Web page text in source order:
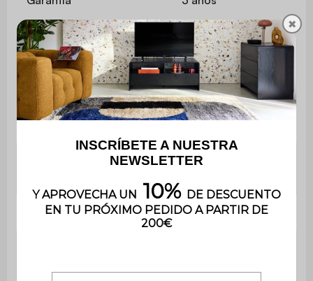
Montaje
El montaje es muy sencillo, se
incluye un manual de
instrucciones
Mueble para TV L 110 x P 55 x H 45cm
1,5 cm
Estanterías L 52,7 x P 53,5 cm (x2)
✖